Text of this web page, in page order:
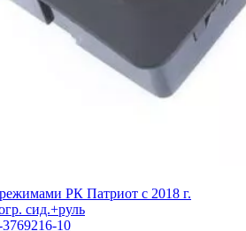
РК Патриот с 2018 г.
сид.+руль
10